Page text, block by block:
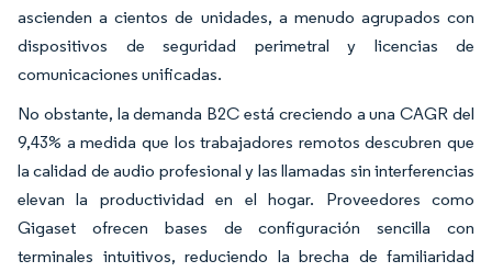
ascienden a cientos de unidades, a menudo agrupados con
dispositivos de seguridad perimetral y licencias de
comunicaciones unificadas.
No obstante, la demanda B2C está creciendo a una CAGR del
9,43% a medida que los trabajadores remotos descubren que
la calidad de audio profesional y las llamadas sin interferencias
elevan la productividad en el hogar. Proveedores como
Gigaset ofrecen bases de configuración sencilla con
terminales intuitivos, reduciendo la brecha de familiaridad